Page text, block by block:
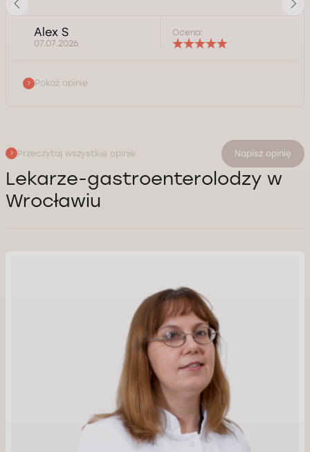
Alex S
07.07.2026
Ocena:
Pokaż opinię
Przeczytaj wszystkie opinie Napisz opinię
Lekarze-gastroenterolodzy w
Wrocławiu